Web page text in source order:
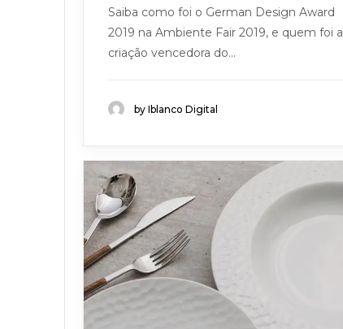
Saiba como foi o German Design Award
2019 na Ambiente Fair 2019, e quem foi a
criação vencedora do...
by Iblanco Digital